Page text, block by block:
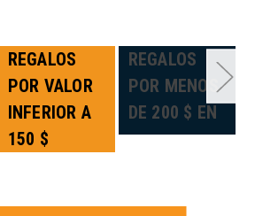
REGALOS
POR VALOR
INFERIOR A
150 $
REGALOS
POR MENOS
DE 200 $ EN